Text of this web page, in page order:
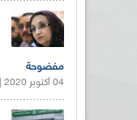
مفضوحة
04 أكتوبر 2020 |